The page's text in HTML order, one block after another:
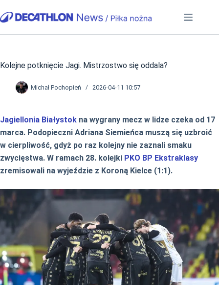
do
Kolejne potknięcie Jagi. Mistrzostwo się oddala?
Michał Pochopień 2026-04-11 10:57
Jagiellonia Białystok na wygrany mecz w lidze czeka od 17
marca. Podopieczni Adriana Siemieńca muszą się uzbroić
w cierpliwość, gdyż po raz kolejny nie zaznali smaku
zwycięstwa. W ramach 28. kolejki PKO BP Ekstraklasy
zremisowali na wyjeździe z Koroną Kielce (1:1).